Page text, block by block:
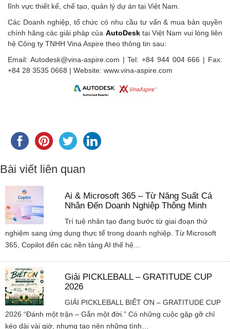
lĩnh vực thiết kế, chế tạo, quản lý dự án tại Việt Nam.
Các Doanh nghiệp, tổ chức có nhu cầu tư vấn & mua bản quyền
chính hãng các giải pháp của AutoDesktại Việt Nam vui lòng liên
hệ Công ty TNHH Vina Aspire theo thông tin sau:
Email: Autodesk@vina-aspire.com | Tel: +84 944 004 666 | Fax:
+84 28 3535 0668 | Website: www.vina-aspire.com
Bài viết liên quan
Ai & Microsoft 365 – Từ Năng Suất Cá
Nhân Đến Doanh Nghiệp Thông Minh
Trí tuệ nhân tạo đang bước từ giai đoạn thử
nghiệm sang ứng dụng thực tế trong doanh nghiệp. Từ Microsoft
365, Copilot đến các nền tảng AI thế hệ…
Giải PICKLEBALL – GRATITUDE CUP
2026
GIẢI PICKLEBALL BIẾT ƠN – GRATITUDE CUP
2026 “Đánh một trận – Gắn một đời.” Có những cuộc gặp gỡ chỉ
kéo dài vài giờ, nhưng tạo nên những tình…